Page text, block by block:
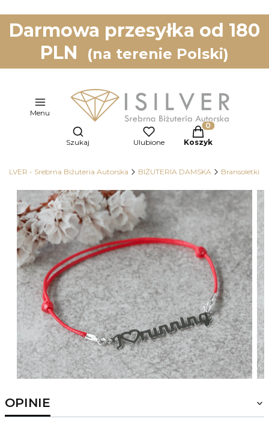
Darmowa przesyłka od 180
PLN
(na terenie Polski)
Menu
Otwórz wyszukiwarkę
Szukaj Ulubione
Produkty w
Koszyk
ISILVER - Srebrna Biżuteria Autorska BIŻUTERIA DAMSKA Bransoletki
OPINIE